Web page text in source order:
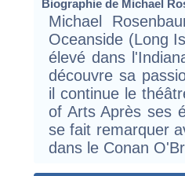
Biographie de Michael
Michael
Oceanside (Long
élevé dans
découvre sa
il continue le
of Arts Après ses
se fait remarquer
dans le Conan